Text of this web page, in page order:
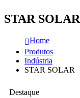
STAR SOLAR
Home
Produtos
Indústria
STAR SOLAR
Destaque